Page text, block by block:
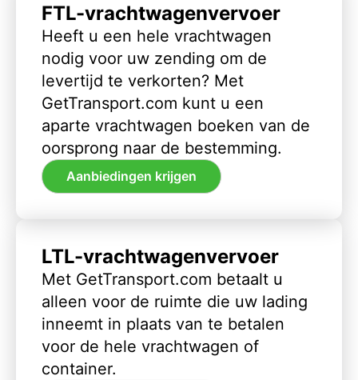
FTL-vrachtwagenvervoer
Heeft u een hele vrachtwagen
nodig voor uw zending om de
levertijd te verkorten? Met
GetTransport.com kunt u een
aparte vrachtwagen boeken van de
oorsprong naar de bestemming.
Aanbiedingen krijgen
LTL-vrachtwagenvervoer
Met GetTransport.com betaalt u
alleen voor de ruimte die uw lading
inneemt in plaats van te betalen
voor de hele vrachtwagen of
container.